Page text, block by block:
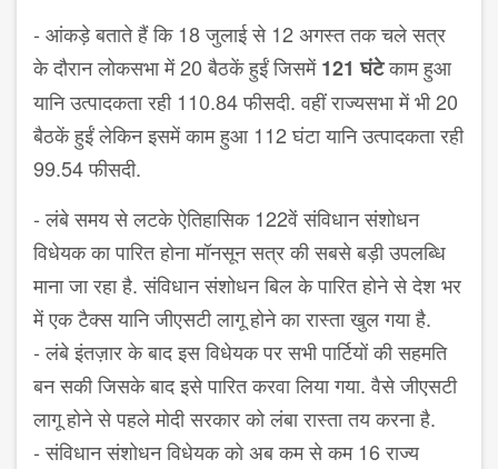
- आंकड़े बताते हैं कि 18 जुलाई से 12 अगस्त तक चले सत्र
के दौरान लोकसभा में 20 बैठकें हुईं जिसमें121 घंटेकाम हुआ
यानि उत्पादकता रही 110.84 फीसदी. वहीं राज्यसभा में भी 20
बैठकें हुईं लेकिन इसमें काम हुआ 112 घंटा यानि उत्पादकता रही
99.54 फीसदी.
- लंबे समय से लटके ऐतिहासिक 122वें संविधान संशोधन
विधेयक का पारित होना मॉनसून सत्र की सबसे बड़ी उपलब्धि
माना जा रहा है. संविधान संशोधन बिल के पारित होने से देश भर
में एक टैक्स यानि जीएसटी लागू होने का रास्ता खुल गया है.
- लंबे इंतज़ार के बाद इस विधेयक पर सभी पार्टियों की सहमति
बन सकी जिसके बाद इसे पारित करवा लिया गया. वैसे जीएसटी
लागू होने से पहले मोदी सरकार को लंबा रास्ता तय करना है.
- संविधान संशोधन विधेयक को अब कम से कम 16 राज्य